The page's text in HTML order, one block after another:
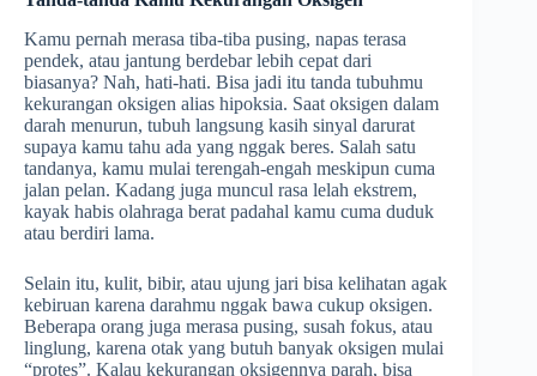
Kamu pernah merasa tiba-tiba pusing, napas terasa
pendek, atau jantung berdebar lebih cepat dari
biasanya? Nah, hati-hati. Bisa jadi itu tanda tubuhmu
kekurangan oksigen alias hipoksia. Saat oksigen dalam
darah menurun, tubuh langsung kasih sinyal darurat
supaya kamu tahu ada yang nggak beres. Salah satu
tandanya, kamu mulai terengah-engah meskipun cuma
jalan pelan. Kadang juga muncul rasa lelah ekstrem,
kayak habis olahraga berat padahal kamu cuma duduk
atau berdiri lama.
Selain itu, kulit, bibir, atau ujung jari bisa kelihatan agak
kebiruan karena darahmu nggak bawa cukup oksigen.
Beberapa orang juga merasa pusing, susah fokus, atau
linglung, karena otak yang butuh banyak oksigen mulai
“protes”. Kalau kekurangan oksigennya parah, bisa